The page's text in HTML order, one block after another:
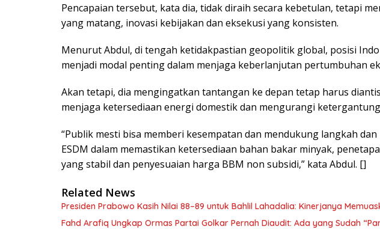
Pencapaian tersebut, kata dia, tidak diraih secara kebetulan, tetapi
yang matang, inovasi kebijakan dan eksekusi yang konsisten.
Menurut Abdul, di tengah ketidakpastian geopolitik global, posisi
menjadi modal penting dalam menjaga keberlanjutan pertumbuhan
Akan tetapi, dia mengingatkan tantangan ke depan tetap harus
menjaga ketersediaan energi domestik dan mengurangi
“Publik mesti bisa memberi kesempatan dan mendukung langkah
ESDM dalam memastikan ketersediaan bahan bakar minyak,
yang stabil dan penyesuaian harga BBM non subsidi,” kata Abdul. []
Related News
Presiden Prabowo Kasih Nilai 88–89 untuk Bahlil Lahadalia: Kinerjanya
Fahd Arafiq Ungkap Ormas Partai Golkar Pernah Diaudit: Ada yang Sudah